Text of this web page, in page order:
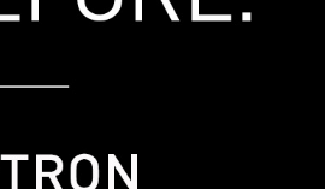
LOGIN DUKUNGAN